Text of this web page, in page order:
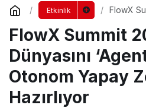
Etkinlik
FlowX
Çağına
FlowX Summit
Dünyasını
Otonom Yapay
Hazırlıyor